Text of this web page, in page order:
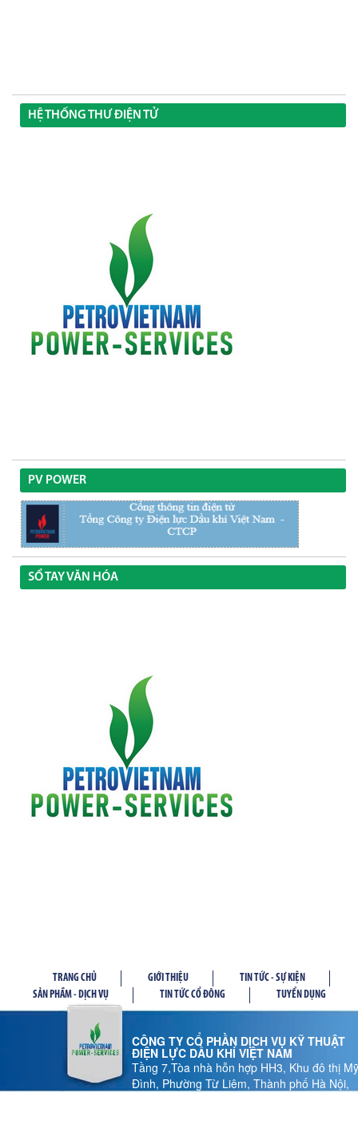
HỆ THỐNG THƯ ĐIỆN TỬ
PV POWER
SỔ TAY VĂN HÓA
TRANG CHỦ GIỚI THIỆU
TIN TỨC - SỰ KIỆN
SẢN PHẦM - DỊCH VỤ
TIN TỨC CỔ ĐÔNG TUYỂN DỤNG
CÔNG TY CỔ PHẦN DỊCH VỤ KỸ THUẬT
ĐIỆN LỰC DẦU KHÍ VIỆT NAM
Tầng 7,Tòa nhà hỗn hợp HH3, Khu đô thị Mỹ
Đình, Phường Từ Liêm, Thành phố Hà Nội,